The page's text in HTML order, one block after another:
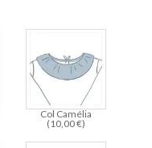
Col Camélia
(10,00€)